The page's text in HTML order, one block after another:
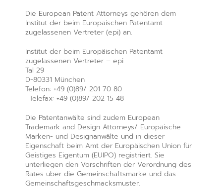
Die European Patent Attorneys gehören dem
Institut der beim Europäischen Patentamt
zugelassenen Vertreter (epi) an.
Institut der beim Europäischen Patentamt
zugelassenen Vertreter – epi
Tal 29
D-80331 München
Telefon: +49 (0)89/ 201 70 80
Telefax: +49 (0)89/ 202 15 48
Die Patentanwälte sind zudem European
Trademark and Design Attorneys/ Europäische
Marken- und Designanwälte und in dieser
Eigenschaft beim Amt der Europäischen Union für
Geistiges Eigentum (EUIPO) registriert. Sie
unterliegen den Vorschriften der Verordnung des
Rates über die Gemeinschaftsmarke und das
Gemeinschaftsgeschmacksmuster.